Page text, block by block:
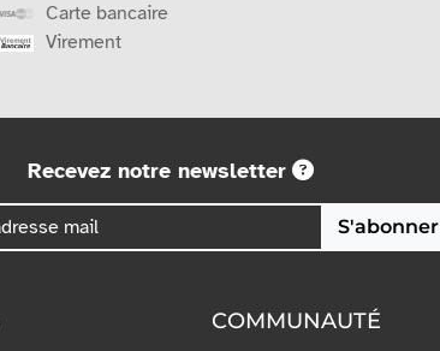
Carte bancaire
Virement
Recevez notre newsletter
S'abonner
COMMUNAUTÉ